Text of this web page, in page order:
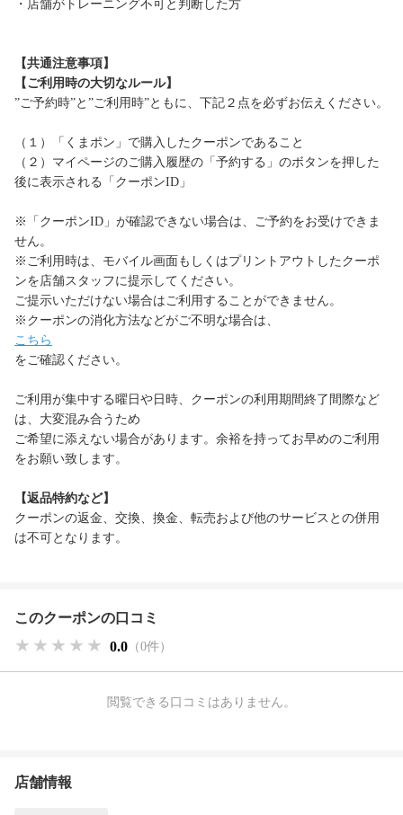
・店舗がトレーニング不可と判断した方
【共通注意事項】
【ご利用時の大切なルール】
”ご予約時”と”ご利用時”ともに、下記２点を必ずお伝えください。
（１）「くまポン」で購入したクーポンであること
（２）マイページのご購入履歴の「予約する」のボタンを押した
後に表示される「クーポンID」
※「クーポンID」が確認できない場合は、ご予約をお受けできま
せん。
※ご利用時は、モバイル画面もしくはプリントアウトしたクーポ
ンを店舗スタッフに提示してください。
ご提示いただけない場合はご利用することができません。
※クーポンの消化方法などがご不明な場合は、
こちら
をご確認ください。
ご利用が集中する曜日や日時、クーポンの利用期間終了間際など
は、大変混み合うため
ご希望に添えない場合があります。余裕を持ってお早めのご利用
をお願い致します。
【返品特約など】
クーポンの返金、交換、換金、転売および他のサービスとの併用
は不可となります。
このクーポンの口コミ
★★★★★
★★★★★
★★★★★ 0.0 （0件）
閲覧できる口コミはありません。
店舗情報